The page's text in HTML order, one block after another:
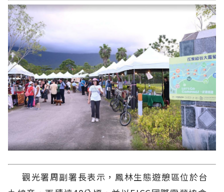
觀光署周副署長表示，鳳林生態遊憩區位於台